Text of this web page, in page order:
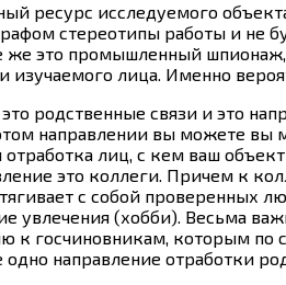
исследуемого
стереотипы работы и не
это промышленный шпионаж,
лица. Именно
родственные связи и это
направлении вы можете вы
лиц, с кем ваш объект
это коллеги. Причем к
с собой проверенных
увлечения (хобби). Весьма
к госчиновникам, которым
направление отработки